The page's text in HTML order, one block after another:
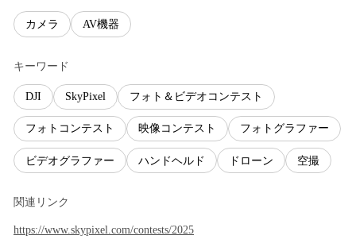
カメラ AV機器
キーワード
DJI SkyPixel フォト＆ビデオコンテスト
フォトコンテスト 映像コンテスト フォトグラファー
ビデオグラファー ハンドヘルド ドローン 空撮
関連リンク
https://www.skypixel.com/contests/2025